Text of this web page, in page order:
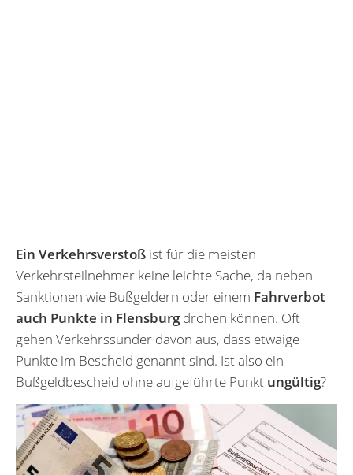
Ein Verkehrsverstoß ist für die meisten
Verkehrsteilnehmer keine leichte Sache, da neben
Sanktionen wie Bußgeldern oder einem Fahrverbot
auch Punkte in Flensburgdrohen können. Oft
gehen Verkehrssünder davon aus, dass etwaige
Punkte im Bescheid genannt sind. Ist also ein
Bußgeldbescheid ohne aufgeführte Punkt ungültig?